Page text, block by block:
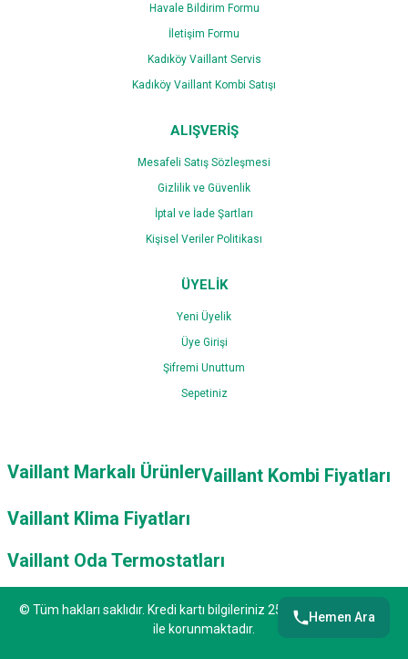
Gönder
Havale Bildirim Formu
İletişim Formu
Kadıköy Vaillant Servis
Kadıköy Vaillant Kombi Satışı
ALIŞVERİŞ
Mesafeli Satış Sözleşmesi
Gizlilik ve Güvenlik
İptal ve İade Şartları
Kişisel Veriler Politikası
ÜYELİK
Yeni Üyelik
Üye Girişi
Şifremi Unuttum
Sepetiniz
Vaillant Markalı ÜrünlerVaillant Kombi Fiyatları
Vaillant Klima Fiyatları
Vaillant Oda Termostatları
Hemen Ara
© Tüm hakları saklıdır. Kredi kartı bilgileriniz 256bit SSL sertifikası
ile korunmaktadır.